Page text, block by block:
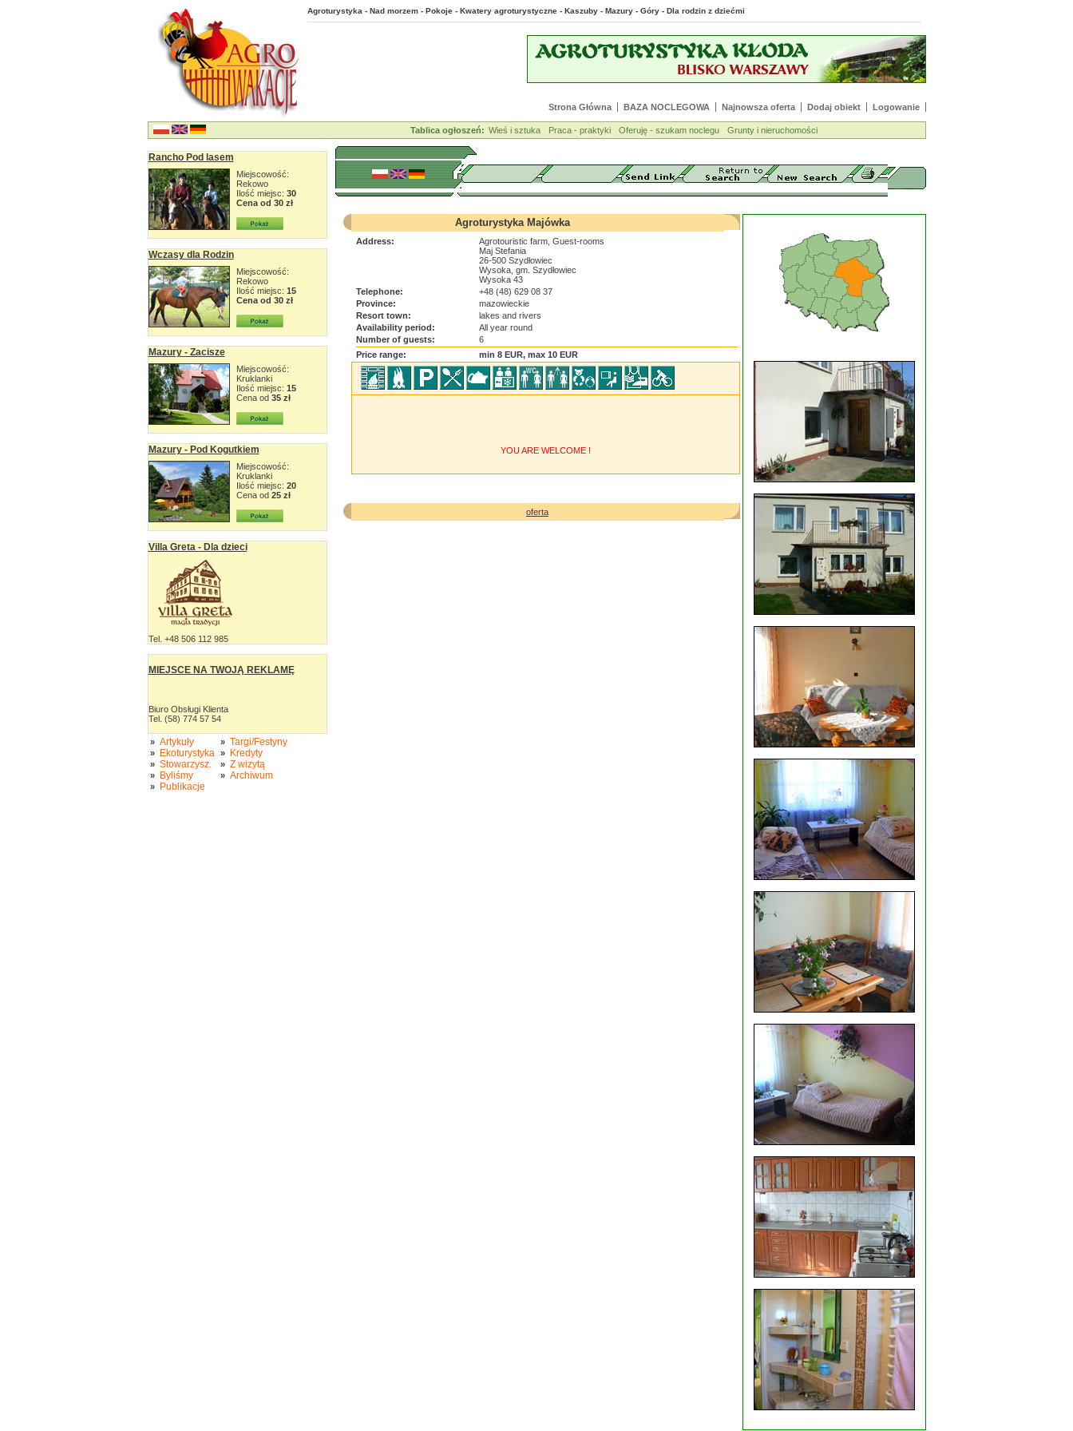
Agroturystyka - Nad morzem - Pokoje - Kwatery agroturystyczne - Kaszuby - Mazury - Góry - Dla rodzin z dziećmi
Strona Główna BAZA NOCLEGOWA Najnowsza oferta Dodaj obiekt Logowanie
Tablica ogłoszeń: Wieś i sztuka Praca - praktyki Oferuję - szukam noclegu Grunty i nieruchomości
Rancho Pod lasem
Miejscowość:
Rekowo
Ilość miejsc: 30
Cena od 30 zł
Wczasy dla Rodzin
Miejscowość:
Rekowo
Ilość miejsc: 15
Cena od 30 zł
Mazury - Zacisze
Miejscowość:
Kruklanki
Ilość miejsc: 15
Cena od 35 zł
Mazury - Pod Kogutkiem
Miejscowość:
Kruklanki
Ilość miejsc: 20
Cena od 25 zł
Villa Greta - Dla dzieci
Tel. +48 506 112 985
MIEJSCE NA TWOJĄ REKLAMĘ
Biuro Obsługi Klienta
Tel. (58) 774 57 54
» Artykuły
» Ekoturystyka
» Stowarzysz.
» Byliśmy
» Publikacje
» Targi/Festyny
» Kredyty
» Z wizytą
» Archiwum
Agroturystyka Majówka
Address:
Agrotouristic farm, Guest-rooms
Maj Stefania
26-500 Szydłowiec
Wysoka, gm. Szydłowiec
Wysoka 43
Telephone:
+48 (48) 629 08 37
Province:
mazowieckie
Resort town:
lakes and rivers
Availability period:
All year round
Number of guests:
6
Price range:
min 8 EUR, max 10 EUR
YOU ARE WELCOME !
oferta